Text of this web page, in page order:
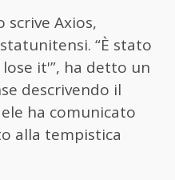
Axios,
“È stato
it'”, ha detto un
descrivendo il
ha comunicato
alla tempistica